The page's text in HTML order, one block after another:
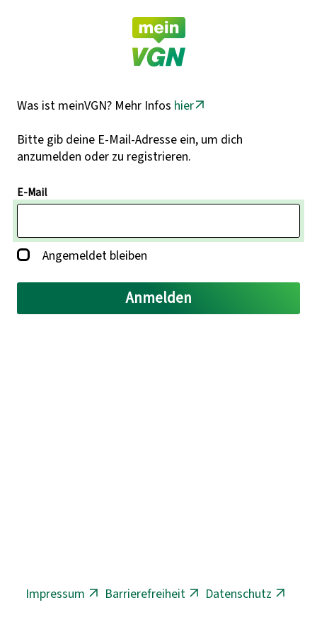
Was ist meinVGN? Mehr Infos hier
Bitte gib deine E-Mail-Adresse ein, um dich
anzumelden oder zu registrieren.
E-Mail
Angemeldet bleiben
Impressum Barrierefreiheit Datenschutz